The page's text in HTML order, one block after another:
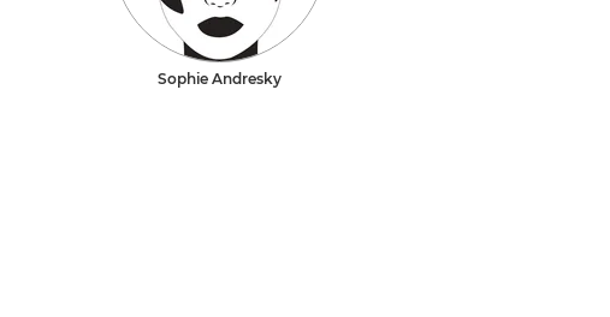
Sophie Andresky